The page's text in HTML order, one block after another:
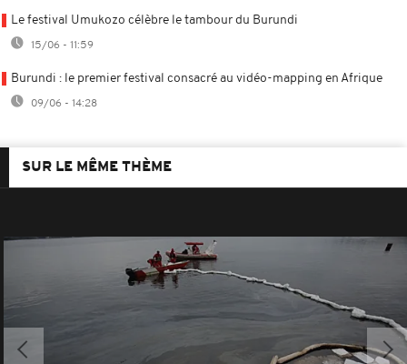
Le festival Umukozo célèbre le tambour du Burundi
15/06 - 11:59
Burundi : le premier festival consacré au vidéo-mapping en Afrique
09/06 - 14:28
SUR LE MÊME THÈME